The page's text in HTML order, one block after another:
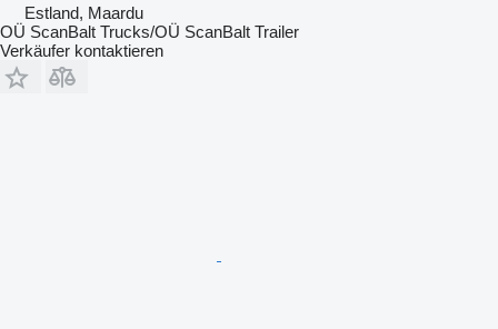
Estland, Maardu
OÜ ScanBalt Trucks/OÜ ScanBalt Trailer
Verkäufer kontaktieren